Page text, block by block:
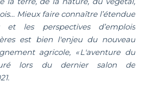
Mieux faire connaître l’étendue
les perspectives d’emplois
est bien l'enjeu du nouveau
agricole, « L'aventure du
lors du dernier salon de